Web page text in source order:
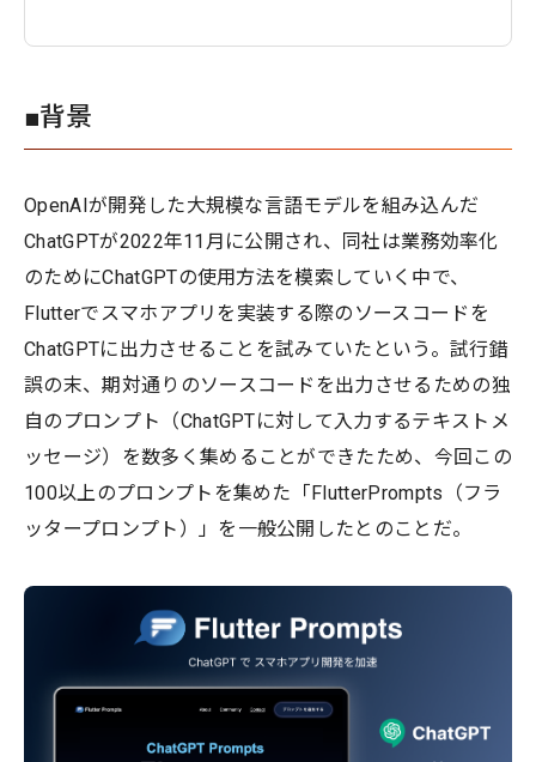
■背景
OpenAIが開発した大規模な言語モデルを組み込んだ
ChatGPTが2022年11月に公開され、同社は業務効率化
のためにChatGPTの使用方法を模索していく中で、
Flutterでスマホアプリを実装する際のソースコードを
ChatGPTに出力させることを試みていたという。試行錯
誤の末、期対通りのソースコードを出力させるための独
自のプロンプト（ChatGPTに対して入力するテキストメ
ッセージ）を数多く集めることができたため、今回この
100以上のプロンプトを集めた「FlutterPrompts（フラ
ッタープロンプト）」を一般公開したとのことだ。